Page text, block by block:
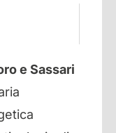
e Sassari